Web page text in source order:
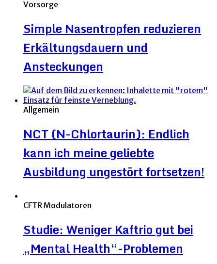
Vorsorge
Simple Nasentropfen reduzieren
Erkältungsdauern und
Ansteckungen
Allgemein
NCT (N-Chlortaurin): Endlich
kann ich meine geliebte
Ausbildung ungestört fortsetzen!
CFTR Modulatoren
Studie: Weniger Kaftrio gut bei
„Mental Health“-Problemen